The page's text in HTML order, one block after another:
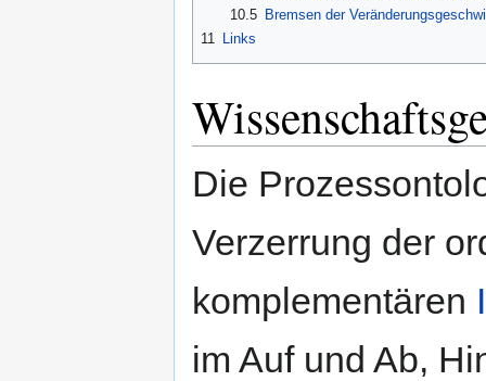
10.5
Bremsen der
11 Links
Die
Verzerrung der
komplementären
im Auf und Ab,